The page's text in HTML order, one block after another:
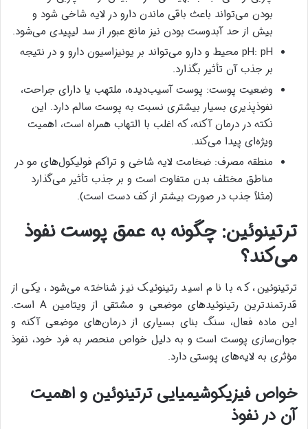
بودن می‌تواند باعث باقی ماندن دارو در لایه شاخی شود و
بیش از حد آبدوست بودن نیز مانع عبور از سد لیپیدی می‌شود.
pH: pH محیط و دارو می‌تواند بر یونیزاسیون دارو و در نتیجه
بر جذب آن تأثیر بگذارد.
وضعیت پوست: پوست آسیب‌دیده، ملتهب یا دارای جراحت،
نفوذپذیری بسیار بیشتری نسبت به پوست سالم دارد. این
نکته در درمان آکنه، که اغلب با التهاب همراه است، اهمیت
ویژه‌ای پیدا می‌کند.
منطقه مصرف: ضخامت لایه شاخی و تراکم فولیکول‌های مو در
مناطق مختلف بدن متفاوت است و بر جذب تأثیر می‌گذارد
(مثلاً جذب در صورت بیشتر از کف دست است).
ترتینوئین: چگونه به عمق پوست نفوذ
می‌کند؟
ترتینوئین، که با نام اسید رتینوئیک نیز شناخته می‌شود، یکی از
قدرتمندترین رتینوئیدهای موضعی و مشتقی از ویتامین A است.
این ماده فعال، سنگ بنای بسیاری از درمان‌های موضعی آکنه و
جوان‌سازی پوست است و به دلیل خواص منحصر به فرد خود، نفوذ
مؤثری به لایه‌های پوستی دارد.
خواص فیزیکوشیمیایی ترتینوئین و اهمیت
آن در نفوذ